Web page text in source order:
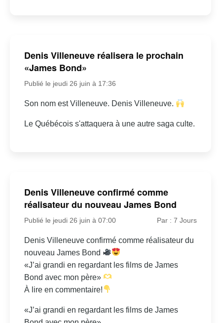
Denis Villeneuve réalisera le prochain
«James Bond»
Publié le jeudi 26 juin à 17:36
Son nom est Villeneuve. Denis Villeneuve.
Le Québécois s'attaquera à une autre saga culte.
Denis Villeneuve confirmé comme
réalisateur du nouveau James Bond
Publié le jeudi 26 juin à 07:00 Par : 7 Jours
Denis Villeneuve confirmé comme réalisateur du
nouveau James Bond
«J’ai grandi en regardant les films de James
Bond avec mon père»
À lire en commentaire!
«J’ai grandi en regardant les films de James